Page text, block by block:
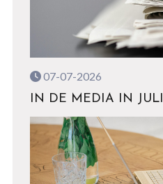
07-07-2026
IN DE MEDIA IN JULI